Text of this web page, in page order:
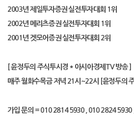
2003년 제일투자증권 실전투자대회 1 위
2002년 메리츠증권 실전투자대회 1위
2001 년 겟모어증권 실전투자대회 2위
[윤정두의 주식투시경 * 아시아경제 TV방송
매주 월화수목금 저녁 21시 ~22시 윤정두의
가입 문의 = 010 2814 5930 , 010 2824 5930